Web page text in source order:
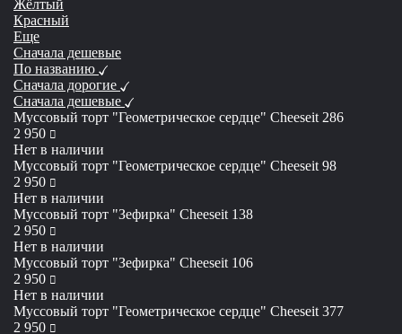
Жёлтый
Красный
Еще
Сначала дешевые
По названию
Сначала дорогие
Сначала дешевые
Муссовый торт "Геометрическое сердце" Cheeseit 286
2 950 руб
Нет в наличии
Муссовый торт "Геометрическое сердце" Cheeseit 98
2 950 руб
Нет в наличии
Муссовый торт "Зефирка" Cheeseit 138
2 950 руб
Нет в наличии
Муссовый торт "Зефирка" Cheeseit 106
2 950 руб
Нет в наличии
Муссовый торт "Геометрическое сердце" Cheeseit 377
2 950 руб